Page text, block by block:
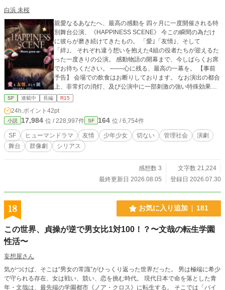
白浜 未桜
親愛なるあなたへ、最高の感動を 四ヶ月に一度開催される特
別舞台公演、《HAPPINESS SCENE》 今この瞬間の為だけ
に彼らが磨き続けてきたもの。 「愛｣「友情｣、そして
「絆｣。 それぞれ違う想いを抱えた4組の役者たちが迎えるた
った一度きりの公演。 感動物語の開幕まで、今しばらくお席
でお待ちください。 ───心に残る、最高の一幕を。 【事前
予告】 会場での飲食はお断りしております。 なお演出の都合
上、非常灯の消灯、及び公演中に一部刺激の強い特殊効果が
ございます。 あらかじめご了承くださいませ。 非常の際は会
館スタッフが皆様を誘導致しますのでご安心ください。 また
公演アンケートとしまして、キャスト2名のうちどちらの演技
により心動かされたかお手元のボタンで公演時間内にご回答
ください。 ┈┈┈┈┈┈┈┈┈┈┈┈┈┈┈┈┈┈┈┈┈┈
┈ 【更新予定】 毎週水曜日、木曜日：22時開演🎬
SF 連載中 長編 R15
24h.ポイント 42pt
小説 17,984 位 / 228,997件 SF 164 位 / 6,754件
SF ヒューマンドラマ 友情 少年少女 切ない 管理社会
演劇
舞台
群像劇 シリアス
感想数 3
文字数 21,224
最終更新日 2026.08.05
登録日 2026.07.30
18 お気に入り追加 181
この世界、貞操が逆で男女比1対100！？〜文哉の転生学園
性活〜
妄想屋さん
気がつけば、そこは“男女の常識”がひっくり返った世界だった。 男は極端に希少
で守られる存在、女は戦い、競い、恋を挑む時代。 現代日本で命を落とした青
年・文哉は、最先端の学園都市《ノア・クロス》に転生する。 そこでは「バイ